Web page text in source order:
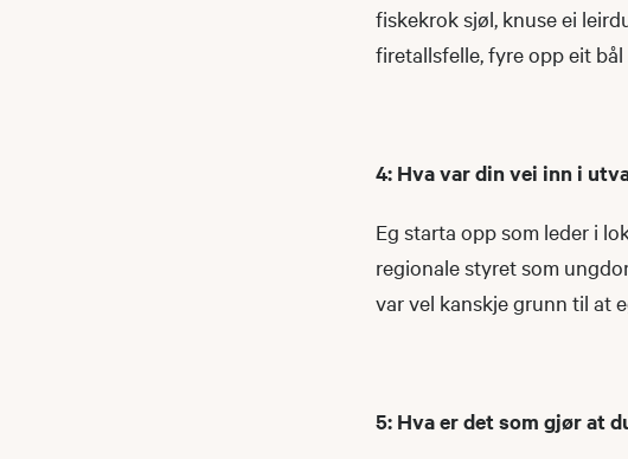
fiskekrok sjøl, knuse ei
firetallsfelle, fyre opp eit
4: Hva var din vei inn i
Eg starta opp som leder i
regionale styret som
var vel kanskje grunn til at
5: Hva er det som gjør at